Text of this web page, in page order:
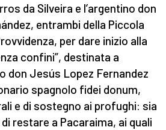
da Silveira e l’argentino don
entrambi della Piccola
per dare inizio alla
confini”, destinata a
don Jesús Lopez Fernandez
spagnolo fidei donum,
e di sostegno ai profughi: sia
restare a Pacaraima, ai quali